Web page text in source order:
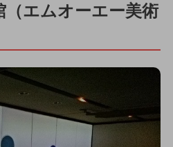
（エムオーエー美術